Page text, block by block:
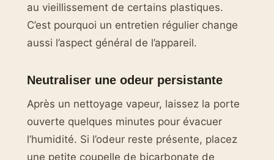
au vieillissement de certains plastiques.
C’est pourquoi un entretien régulier change
aussi l’aspect général de l’appareil.
Neutraliser une odeur persistante
Après un nettoyage vapeur, laissez la porte
ouverte quelques minutes pour évacuer
l’humidité. Si l’odeur reste présente, placez
une petite coupelle de bicarbonate de